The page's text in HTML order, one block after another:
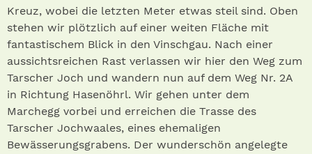
Kreuz, wobei die letzten Meter etwas steil sind. Oben
stehen wir plötzlich auf einer weiten Fläche mit
fantastischem Blick in den Vinsch­gau. Nach einer
aussichtsreichen Rast verlassen wir hier den Weg zum
Tarscher Joch und wandern nun auf dem Weg Nr. 2A
in Richtung Hasenöhrl. Wir gehen unter dem
Marchegg vorbei und erreichen die Trasse des
Tarscher Jochwaales, eines ehemaligen
Bewässerungsgrabens. Der wunderschön angelegte